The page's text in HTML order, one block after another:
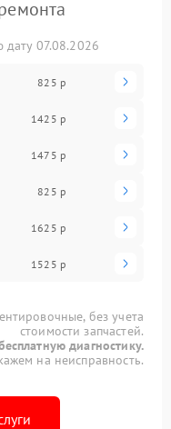
07.08.2026
825 р
1425 р
1475 р
825 р
1625 р
1525 р
без учета
стоимости запчастей.
диагностику.
на неисправность.